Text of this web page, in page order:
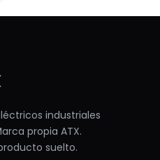
industriales
propia ATX.
suelto.